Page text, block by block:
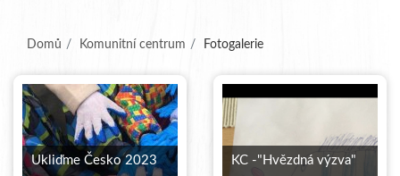
Domů Komunitní centrum Fotogalerie(aktuální)
Ukliďme Česko 2023 KC -"Hvězdná výzva"